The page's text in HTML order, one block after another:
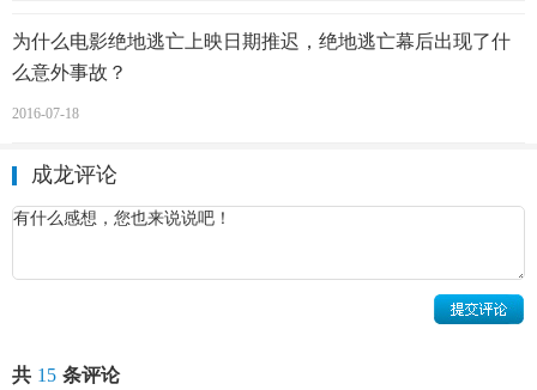
后拍摄的《红番区》、《尖峰时刻3》、《功夫梦》、《十二
生肖》都取得重大成功！
2013年11月，中国影协第九次全国代表大会在京闭幕。会议
影协第九届主席，成龙、冯小刚、陈凯歌、奚美娟、黄建
2013年12月，《警察故事2013》上映，成龙在片中扮演一名
为什么电影绝地逃亡上映日期推迟，绝地逃亡幕后出现了什
么意外事故？
2016-07-18
成龙评论
共 15 条评论